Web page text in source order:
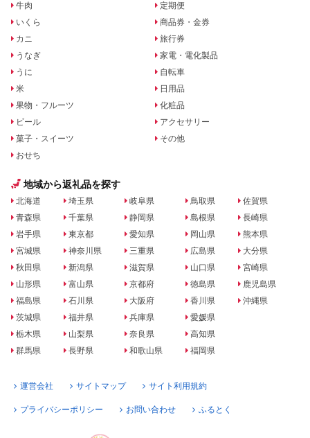
牛肉
いくら
カニ
うなぎ
うに
米
果物・フルーツ
ビール
菓子・スイーツ
おせち
定期便
商品券・金券
旅行券
家電・電化製品
自転車
日用品
化粧品
アクセサリー
その他
地域から返礼品を探す
北海道
青森県
岩手県
宮城県
秋田県
山形県
福島県
茨城県
栃木県
群馬県
埼玉県
千葉県
東京都
神奈川県
新潟県
富山県
石川県
福井県
山梨県
長野県
岐阜県
静岡県
愛知県
三重県
滋賀県
京都府
大阪府
兵庫県
奈良県
和歌山県
鳥取県
島根県
岡山県
広島県
山口県
徳島県
香川県
愛媛県
高知県
福岡県
佐賀県
長崎県
熊本県
大分県
宮崎県
鹿児島県
沖縄県
運営会社 サイトマップ サイト利用規約
プライバシーポリシー お問い合わせ ふるとく